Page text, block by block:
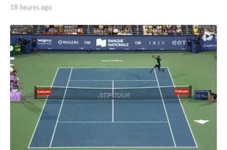
18 heures ago
h
e
r
s
a
g
o